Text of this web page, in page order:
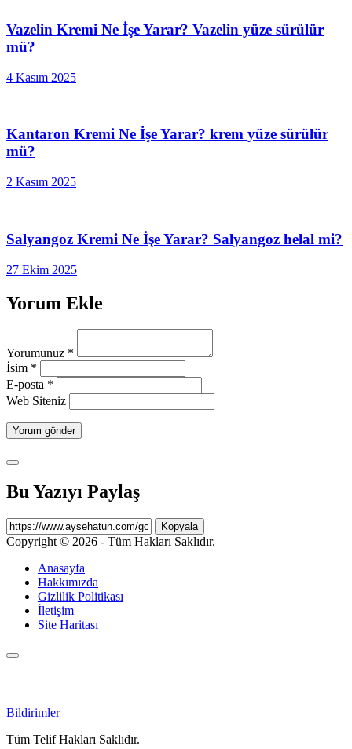
Vazelin Kremi Ne İşe Yarar? Vazelin yüze sürülür
mü?
4 Kasım 2025
Kantaron Kremi Ne İşe Yarar? krem yüze sürülür
mü?
2 Kasım 2025
Salyangoz Kremi Ne İşe Yarar? Salyangoz helal mi?
27 Ekim 2025
Yorum Ekle
Yorumunuz *
İsim *
E-posta *
Web Siteniz
Bu Yazıyı Paylaş
Kopyala
Copyright © 2026 - Tüm Hakları Saklıdır.
Anasayfa
Hakkımızda
Gizlilik Politikası
İletişim
Site Haritası
Bildirimler
Tüm Telif Hakları Saklıdır.